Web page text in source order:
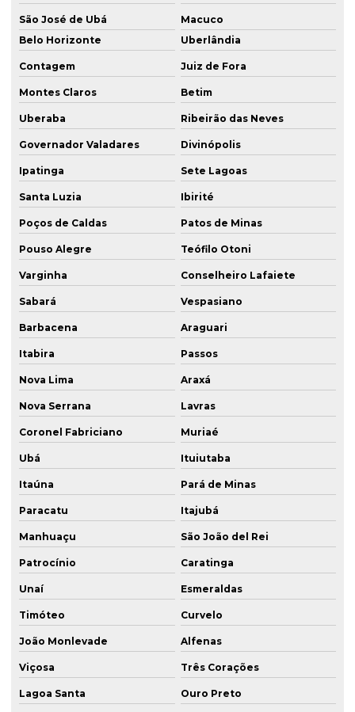
São José de Ubá
Macuco
Belo Horizonte
Uberlândia
Contagem Juiz de Fora
Montes Claros Betim
Uberaba Ribeirão das Neves
Governador Valadares Divinópolis
Ipatinga Sete Lagoas
Santa Luzia Ibirité
Poços de Caldas Patos de Minas
Pouso Alegre Teófilo Otoni
Varginha Conselheiro Lafaiete
Sabará Vespasiano
Barbacena Araguari
Itabira Passos
Nova Lima Araxá
Nova Serrana Lavras
Coronel Fabriciano Muriaé
Ubá Ituiutaba
Itaúna Pará de Minas
Paracatu Itajubá
Manhuaçu São João del Rei
Patrocínio Caratinga
Unaí Esmeraldas
Timóteo Curvelo
João Monlevade Alfenas
Viçosa Três Corações
Lagoa Santa Ouro Preto